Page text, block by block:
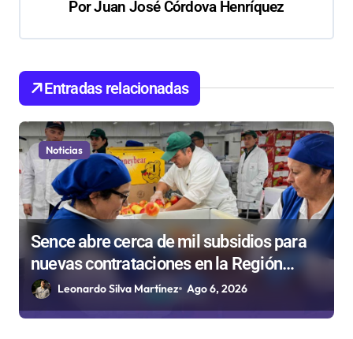
n
e
n
t
r
a
PorJuan José Córdova Henríquez
Entradas relacionadas
Noticias
Sence abre cerca de mil subsidios para
nuevas contrataciones en la Región
Antofagasta
Leonardo Silva Martínez Ago 6, 2026